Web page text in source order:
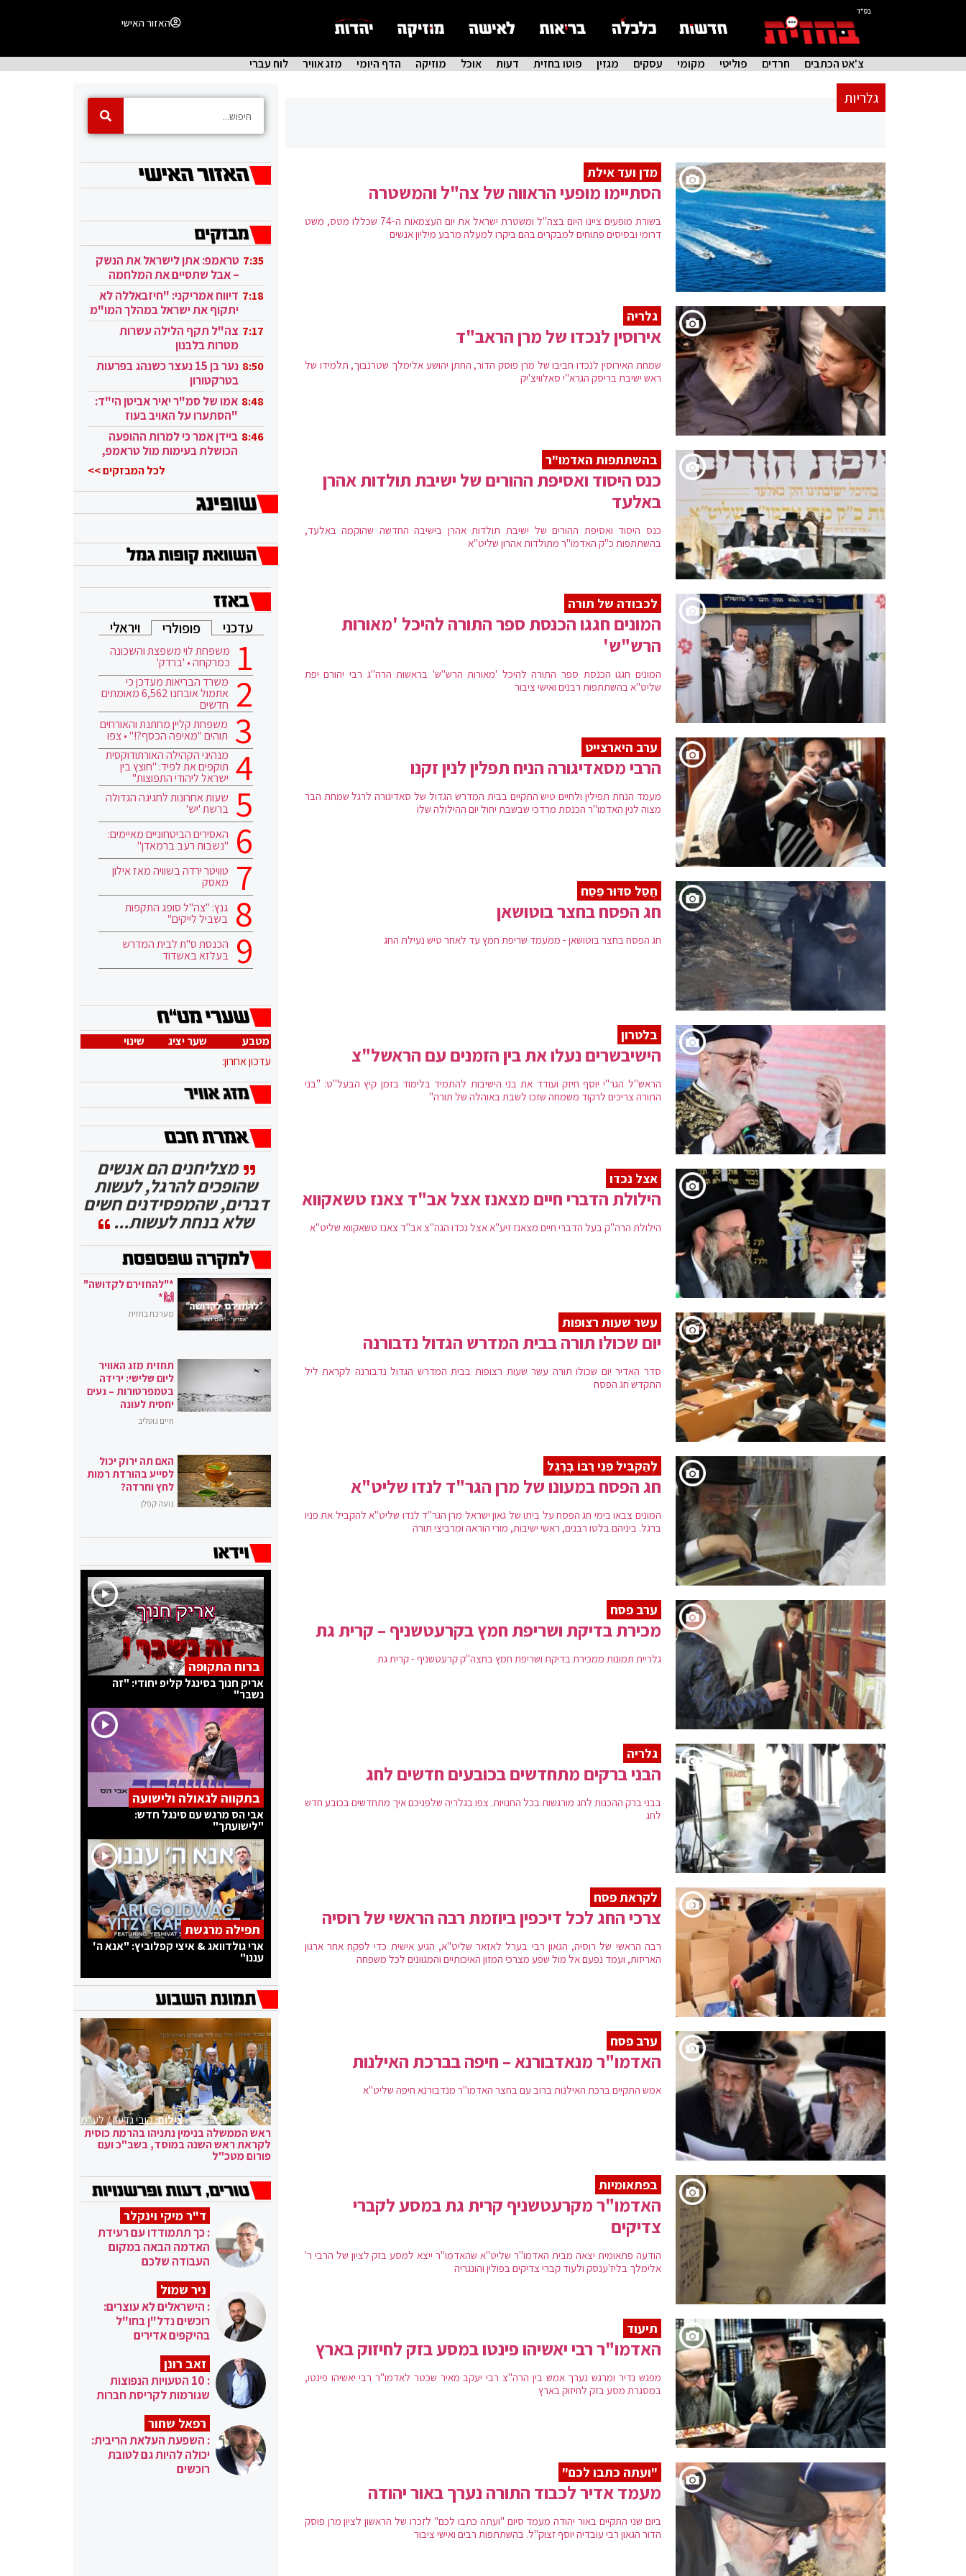
בס"ד
האזור האישי
צ'אט הכתבים חרדים פוליטי מקומי עסקים מגזין פוטו בחזית דעות אוכל מוזיקה הדף היומי מזג אוויר לוח עברי
גלריות
מדן ועד אילת
הסתיימו מופעי הראווה של צה"ל והמשטרה
בשורת מופעים ציינו היום בצה"ל ומשטרת ישראל את יום העצמאות ה-74 שכללו מטס, משט
דרומי ובסיסים פתוחים למבקרים בהם ביקרו למעלה מרבע מיליון אנשים
גלריה
אירוסין לנכדו של מרן הראב"ד
שמחת האירוסין לנכדו חביבו של מרן פוסק הדור, החתן יהושע אלימלך שטרנבוך, תלמידו של
ראש ישיבת בריסק הגרא"י סאלוויצ'יק
בהשתתפות האדמו"ר
כנס היסוד ואסיפת ההורים של ישיבת תולדות אהרן
באלעד
כנס היסוד ואסיפת ההורים של ישיבת תולדות אהרן בישיבה החדשה שהוקמה באלעד,
בהשתתפות כ"ק האדמו"ר מתולדות אהרון שליט"א
לכבודה של תורה
המונים חגגו הכנסת ספר התורה להיכל 'מאורות
הרש"ש'
המונים חגגו הכנסת ספר התורה להיכל 'מאורות הרש''ש' בראשות הרה''ג רבי יהורם יפת
שליט''א בהשתתפות רבנים ואישי ציבור
ערב היארצייט
הרבי מסאדיגורה הניח תפלין לנין זקנו
מעמד הנחת תפילין ולחיים טיש התקיים בבית המדרש הגדול של סאדיגורה לרגל שמחת הבר
מצוה לנין האדמו"ר הכנסת מרדכי שבשבת יחול יום ההילולה שלו
חֲסַל סִדּוּר פֶּסַח
חג הפסח בחצר בוטושאן
חג הפסח בחצר בוטושאן - ממעמד שריפת חמץ עד לאחר טיש נעילת החג
בלטרון
הישיבשרים נעלו את בין הזמנים עם הראשל"צ
הראש"ל הגר"י יוסף חיזק ועודד את בני הישיבות להתמיד בלימוד בזמן קיץ הבעל"ט: "בני
התורה צריכים לרקוד משמחה שזכו לשבת באוהלה של תורה"
אצל נכדו
הילולת הדברי חיים מצאנז אצל אב"ד צאנז טשאקווא
הילולת הרה''ק בעל הדברי חיים מצאנז זיע''א אצל נכדו הגה''צ אב''ד צאנז טשאקווא שליט''א
עשר שעות רצופות
יום שכולו תורה בבית המדרש הגדול נדבורנה
סדר האדיר יום שכולו תורה עשר שעות רצופות בבית המדרש הגדול נדבורנה לקראת ליל
התקדש חג הפסח
לְהַקְבִּיל פְּנֵי רַבּוֹ בָּרֶגֶל
חג הפסח במעונו של מרן הגר"ד לנדו שליט"א
המונים צבאו בימי חג הפסח על ביתו של גאון ישראל מרן הגר"ד לנדו שליט"א להקביל את פניו
ברגל. ביניהם בלטו רבנים, ראשי ישיבות, מורי הוראה ומרביצי תורה
ערב פסח
מכירת בדיקת ושריפת חמץ בקרעטשניף – קרית גת
גלריית תמונות ממכירת בדיקת ושריפת חמץ בחצה"ק קרעטשניף - קרית גת
גלריה
הבני ברקים מתחדשים בכובעים חדשים לחג
בבני ברק ההכנות לחג מורגשות בכל החנויות. צפו בגלריה שלפניכם איך מתחדשים בכובע חדש
לחג
לקראת פסח
צרכי החג לכל דיכפין ביוזמת רבה הראשי של רוסיה
רבה הראשי של רוסיה, הגאון רבי בערל לאזאר שליט"א, הגיע אישית כדי לפקח אחר ארגון
האריזות, ועמד נפעם אל מול שפע מצרכי המזון האיכותיים והמגוונים לכל משפחה
ערב פסח
האדמו"ר מנאדבורנא – חיפה בברכת האילנות
אמש התקיים ברכת האילנות ברוב עם בחצר האדמו"ר מנדבורנא חיפה שליט"א
בפתאומיות
האדמו"ר מקרעטשניף קרית גת במסע לקברי
צדיקים
הודעה פתאומית יצאה מבית האדמו"ר שליט"א שהאדמו"ר ייצא למסע בזק לציון של הרבי ר'
אלימלך בליז'ענסק ולעוד קברי צדיקים בפולין והונגריה
תיעוד
האדמו"ר רבי יאשיהו פינטו במסע בזק לחיזוק בארץ
מפגש נדיר ומרגש נערך אמש בין הרה"צ רבי יעקב מאיר שכטר לאדמו"ר רבי יאשיהו פינטו,
במסגרת מסע בזק לחיזוק בארץ
"ועתה כתבו לכם"
מעמד אדיר לכבוד התורה נערך באור יהודה
ביום שני התקיים באור יהודה מעמד סיום "ועתה כתבו לכם" לזכרו של הראשון לציון מרן פוסק
הדור הגאון רבי עובדיה יוסף זצוק"ל. בהשתתפות רבים ואישי ציבור
7:35 טראמפ: אתן לישראל את הנשק
– אבל שתסיים את המלחמה
בעזה 7:18 דיווח אמריקני: "חיזבאללה לא
יתקוף את ישראל במהלך המו"מ
בקטאר" 7:17 צה"ל תקף הלילה עשרות
מטרות בלבנון
8:50
נער בן 15 נעצר כשנהג בפרעות
בטרקטורון
8:48 אמו של סמ"ר יאיר אביטן הי"ד:
"הסתערו על האויב בעוז
ובגבורה" 8:46 ביידן אמר כי למרות ההופעה
הכושלת בעימות מול טראמפ,
לכל המבזקים >>
עדכני פופולרי ויראלי
משפחת לוי משפצת והשכונה
כמרקחה • 'ברדק'
משרד הבריאות מעדכן כי
אתמול אובחנו 6,562 מאומתים
חדשים
משפחת קליין מחתנת והאורחים
תוהים "מאיפה הכסף?!" • צפו
מנהיגי הקהילה האורתודוקסית
תוקפים את לפיד: "חוצץ בין
ישראל ליהודי התפוצות"
שעות אחרונות לחגיגה הגדולה
ברשת 'יש'
האסירים הביטחוניים מאיימים:
"נשבות רעב ברמאדן"
טוויטר ירדה בשוויה מאז אילון
מאסק
גנץ: "צה"ל סופג התקפות
בשביל לייקים"
הכנסת ס"ת לבית המדרש
בעלזא באשדוד
מטבע שער יציג
שינוי
עדכון אחרון:
מצליחנים הם אנשים
שהופכים להרגל, לעשות
דברים, שהמפסידנים חשים
שלא בנחת לעשות...
*"להחזירם לקדושה"
🙌*
מערכת בחזית
תחזית מזג האוויר
ליום שלישי: ירידה
בטמפרטורות – נעים
יחסית לעונה
חיים גוטליב
האם תה ירוק יכול
לסייע בהורדת רמות
לחץ וחרדה?
נועה קפלן
ברוח התקופה
אריק חנוך בסינגל קליפ יחודי: "זה
נשבר"
בתקווה לגאולה ולישועה
אבי הס מרגש עם סינגל חדש:
"לישועתך"
תפילה מרגשת
ארי גולדוואג & איצי קפלוביץ: "אנא ה'
עננו"
צילום:קובי גדעון / לע"מ
ראש הממשלה בנימין נתניהו בהרמת כוסית
לקראת ראש השנה במוסד, בשב"כ ועם
פורום מטכ"ל
ד"ר מיקי וינקלר
: כך תתמודדו עם רעידת
האדמה הבאה במקום
העבודה שלכם
ניר שמול
: הישראלים לא עוצרים:
רוכשים נדל"ן בחו"ל
בהיקפים אדירים
זאב רונן
: 10 הטעויות הנפוצות
שגורמות לקריסת חברות
רפאל שחור
: השפעת העלאת הריבית:
יכולה להיות גם לטובת
רוכשים